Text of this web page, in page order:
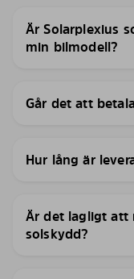
Är Solarplexius
min bilmodell?
Går det att
Hur lång är
Är det lagligt att
solskydd?